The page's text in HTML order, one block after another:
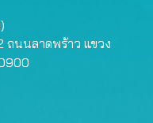
ถนนลาดพร้าว แขวง